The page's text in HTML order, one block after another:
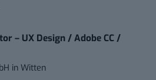
– UX Design / Adobe CC /
inWitten